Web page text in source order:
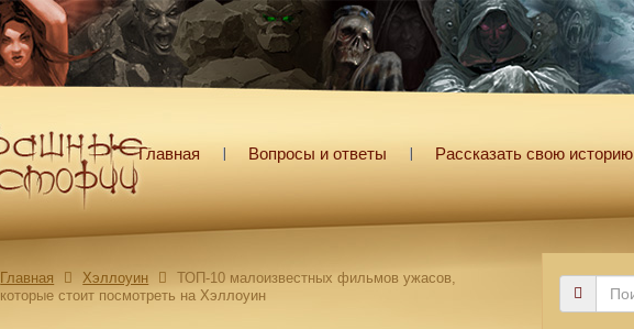
Главная Вопросы и ответы Рассказать свою историю
Главная Хэллоуин
ТОП-10 малоизвестных фильмов ужасов,
которые стоит посмотреть на Хэллоуин
Поиск